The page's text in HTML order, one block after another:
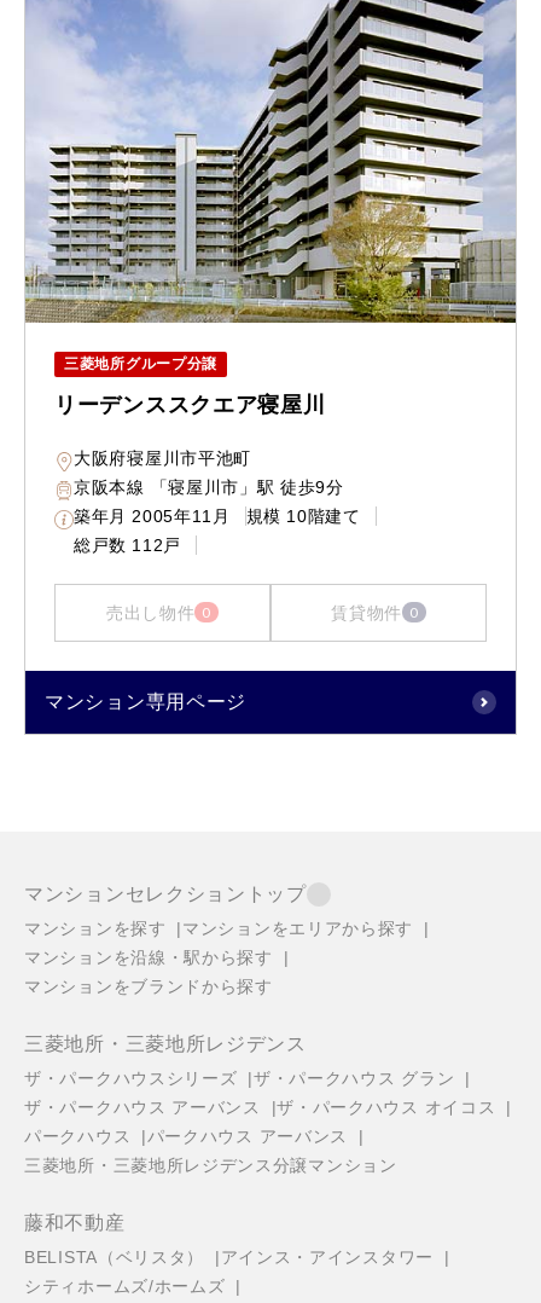
三菱地所グループ分譲
リーデンススクエア寝屋川
大阪府寝屋川市平池町
京阪本線 「寝屋川市」駅 徒歩9分
築年月 2005年11月 規模 10階建て
総戸数 112戸
売出し物件 0 賃貸物件 0
マンション専用ページ
マンションセレクショントップ
マンションを探す
マンションをエリアから探す
マンションを沿線・駅から探す
マンションをブランドから探す
三菱地所・三菱地所レジデンス
ザ・パークハウスシリーズ
ザ・パークハウス グラン
ザ・パークハウス アーバンス
ザ・パークハウス オイコス
パークハウス
パークハウス アーバンス
三菱地所・三菱地所レジデンス分譲マンション
藤和不動産
BELISTA（ベリスタ）
アインス・アインスタワー
シティホームズ/ホームズ